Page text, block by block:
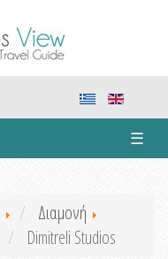
☰
Διαμονή
Dimitreli Studios